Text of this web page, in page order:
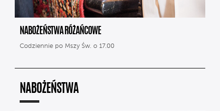
NABOŻEŃSTWA RÓŻAŃCOWE
Codziennie po Mszy Św. o 17.00
NABOŻEŃSTWA